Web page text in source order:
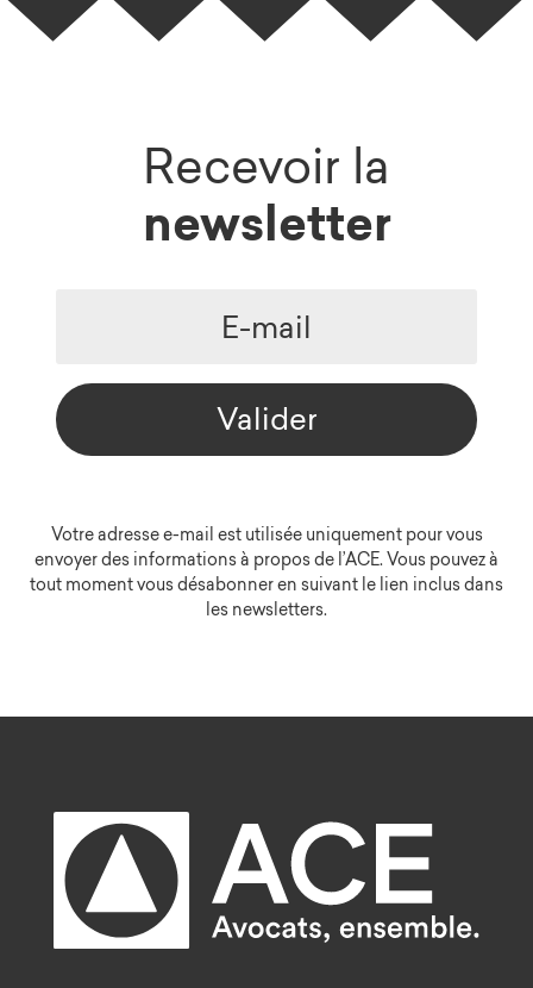
Recevoir la
newsletter
Valider
Votre adresse e-mail est utilisée uniquement pour vous
envoyer des informations à propos de l’ACE. Vous pouvez à
tout moment vous désabonner en suivant le lien inclus dans
les newsletters.